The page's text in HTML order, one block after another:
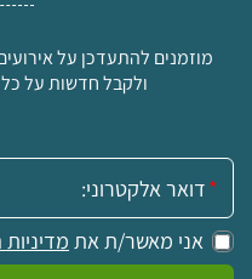
מוזמנים להתעדכן על
ולקבל חדשות על
אימייל:
אני מאשר/ת את